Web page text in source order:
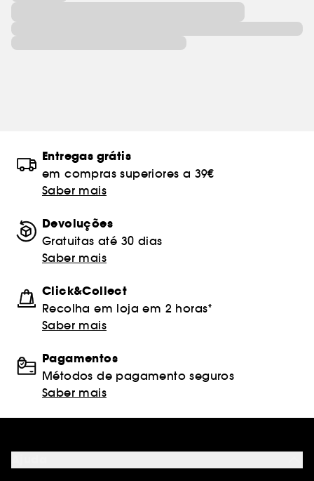
Entregas grátis
em compras superiores a 39€
Saber mais
Devoluções
Gratuitas até 30 dias
Saber mais
Click&Collect
Recolha em loja em 2 horas*
Saber mais
Pagamentos
Métodos de pagamento seguros
Saber mais